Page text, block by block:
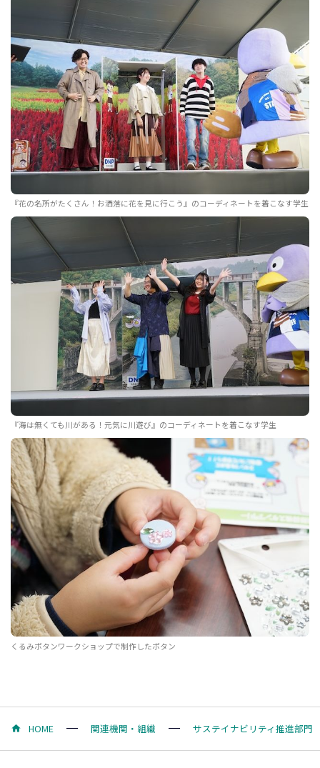
『花の名所がたくさん！お洒落に花を見に行こう』のコーディネートを着こなす学生
『海は無くても川がある！元気に川遊び』のコーディネートを着こなす学生
くるみボタンワークショップで制作したボタン
HOME 関連機関・組織 サステイナビリティ推進部門